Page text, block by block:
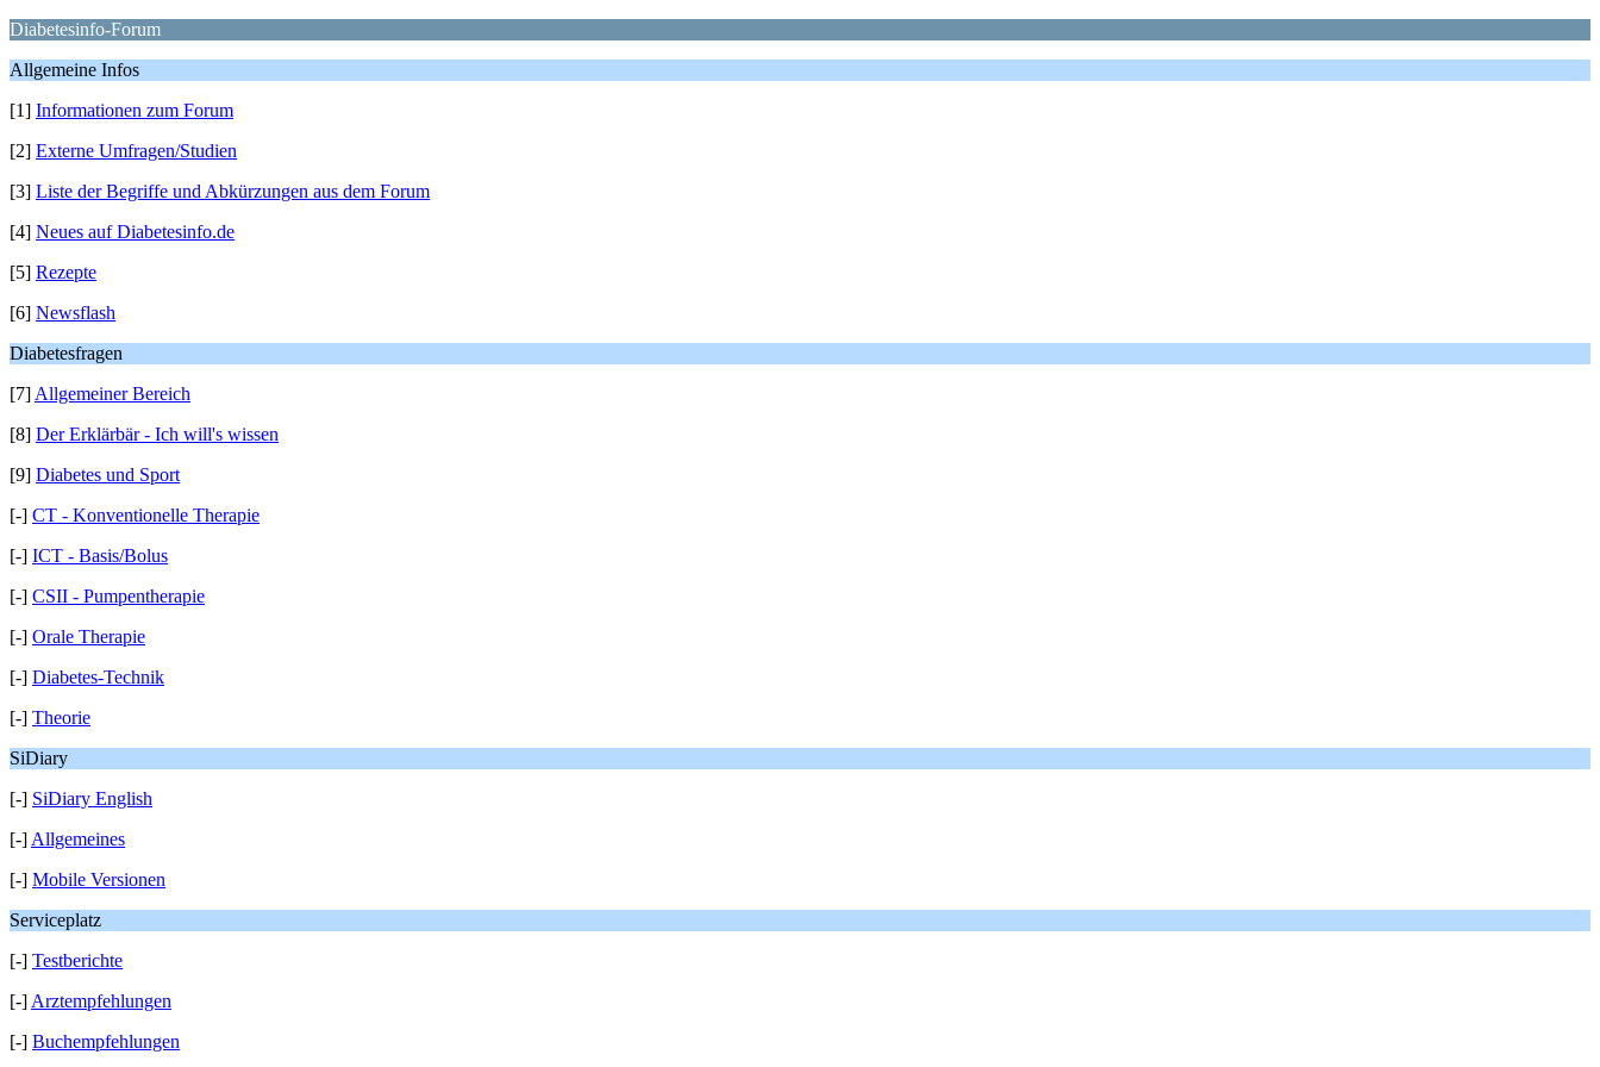
Diabetesinfo-Forum
Allgemeine Infos
[1] Informationen zum Forum
[2] Externe Umfragen/Studien
[3] Liste der Begriffe und Abkürzungen aus dem Forum
[4] Neues auf Diabetesinfo.de
[5] Rezepte
[6] Newsflash
Diabetesfragen
[7] Allgemeiner Bereich
[8] Der Erklärbär - Ich will's wissen
[9] Diabetes und Sport
[-] CT - Konventionelle Therapie
[-] ICT - Basis/Bolus
[-] CSII - Pumpentherapie
[-] Orale Therapie
[-] Diabetes-Technik
[-] Theorie
SiDiary
[-] SiDiary English
[-] Allgemeines
[-] Mobile Versionen
Serviceplatz
[-] Testberichte
[-] Arztempfehlungen
[-] Buchempfehlungen